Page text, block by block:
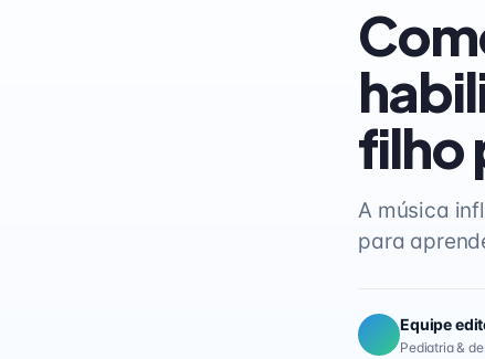
filho
A música
para
Equipe
Pediatria &